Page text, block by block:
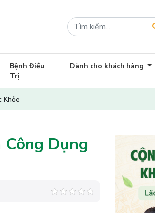
Bệnh Điều
Trị
Dành cho khách hàng
Khỏe
Dụng